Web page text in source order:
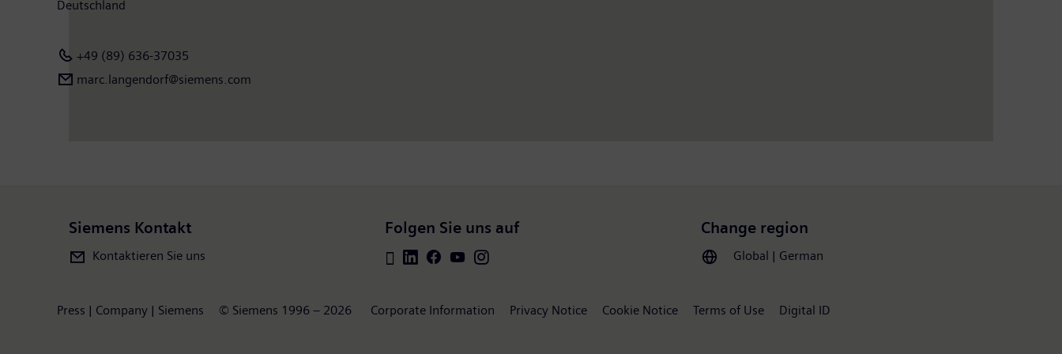
Deutschland
+49 (89) 636-37035
marc.langendorf@siemens.com
Siemens Kontakt
Kontaktieren Sie uns
Folgen Sie uns auf Change region
Global | German
Press | Company | Siemens © Siemens 1996 – 2026 Corporate Information Privacy Notice Cookie Notice Terms of Use Digital ID